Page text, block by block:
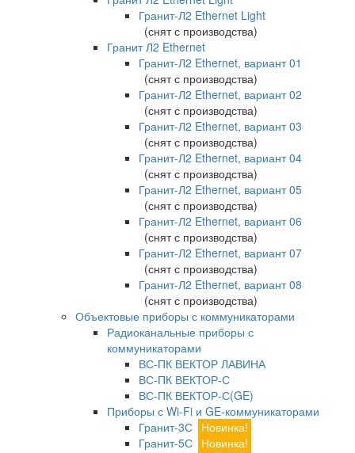
Гранит-Л2 Ethernet Light
(снят с производства)
Гранит Л2 Ethernet
Гранит-Л2 Ethernet, вариант 01
(снят с производства)
Гранит-Л2 Ethernet, вариант 02
(снят с производства)
Гранит-Л2 Ethernet, вариант 03
(снят с производства)
Гранит-Л2 Ethernet, вариант 04
(снят с производства)
Гранит-Л2 Ethernet, вариант 05
(снят с производства)
Гранит-Л2 Ethernet, вариант 06
(снят с производства)
Гранит-Л2 Ethernet, вариант 07
(снят с производства)
Гранит-Л2 Ethernet, вариант 08
(снят с производства)
Объектовые приборы с коммуникаторами
Радиоканальные приборы с
коммуникаторами
ВС-ПК ВЕКТОР ЛАВИНА
ВС-ПК ВЕКТОР-С
ВС-ПК ВЕКТОР-С(GE)
Приборы с Wi-Fi и GE-коммуникаторами
Гранит-3С Новинка!
Гранит-5С Новинка!